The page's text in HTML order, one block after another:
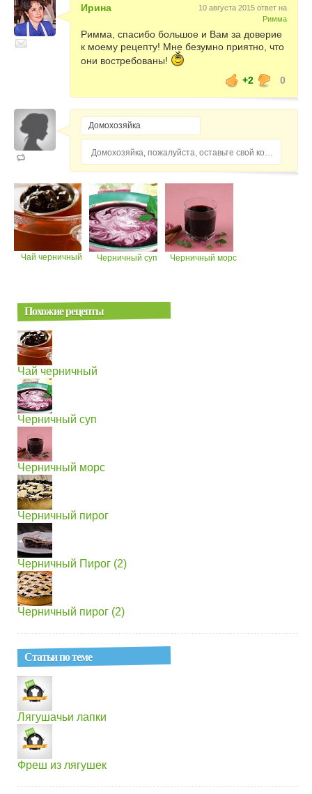
Ирина
10 августа 2015 ответ на
Римма
Римма, спасибо большое и Вам за доверие
к моему рецепту! Мне безумно приятно, что
они востребованы!
+2
0
Домохозяйка, пожалуйста, оставьте свой комментарий...
Чай черничный Черничный суп Черничный морс
Похожие рецепты
Чай черничный
Черничный суп
Черничный морс
Черничный пирог
Черничный Пирог (2)
Черничный пирог (2)
Статьи по теме
Лягушачьи лапки
Фреш из лягушек